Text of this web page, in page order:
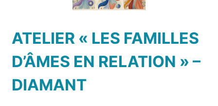
ATELIER « LES FAMILLES
D’ÂMES EN RELATION » –
DIAMANT